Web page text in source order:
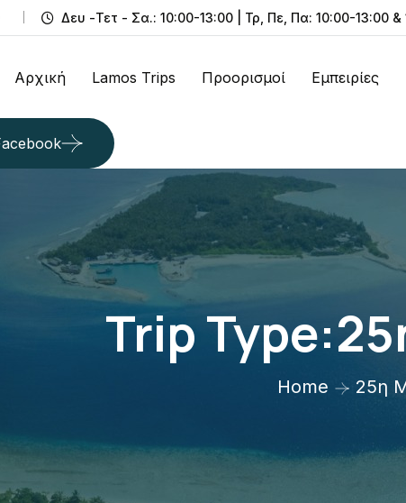
Δευ -Τετ - Σα.: 10:00-13:00 | Τρ, Πε, Πα: 10:00-13:00 &
Αρχική Lamos Trips Προορισμοί Εμπειρίες
Trip
Home 25η